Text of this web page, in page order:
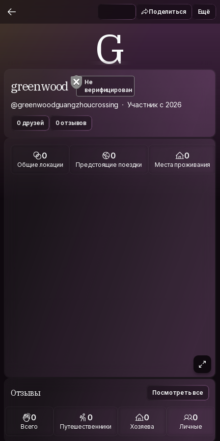
Поделиться Ещё
G
greenwood
Не
верифицирован
@greenwoodguangzhoucrossing Участник с 2026
0 друзей 0 отзывов
0
Общие локации
0
Предстоящие поездки
0
Места проживания
Отзывы Посмотреть все
0
Всего
0
Путешественники
0
Хозяева
0
Личные